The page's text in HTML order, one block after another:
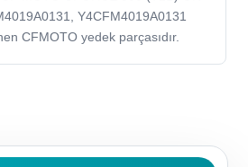
Y4CFM4019A0131
CFMOTO yedek parçasıdır.